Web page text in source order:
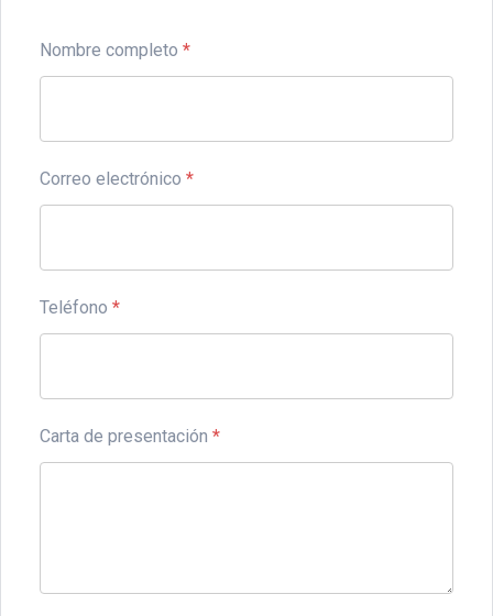
Nombre completo *
Correo electrónico *
Teléfono *
Carta de presentación *